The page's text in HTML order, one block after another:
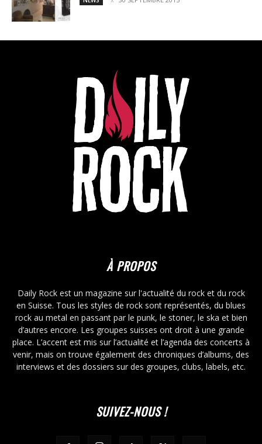
À PROPOS
Daily Rock est un magazine sur l'actualité du rock et du rock
en Suisse. Tous les styles de rock sont représentés, du blues
rock au metal en passant par le punk, le stoner, le ska et bien
d’autres encore. Les groupes suisses ont droit à une grande
place. L’accent est mis sur l’actualité et l’agenda des concerts à
venir, mais on trouve également des chroniques d’albums, des
interviews et des dossiers sur des groupes, clubs, labels, etc.
SUIVEZ-NOUS !